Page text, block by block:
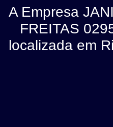
A Empresa
FREITAS
localizada em